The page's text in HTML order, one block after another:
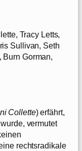
Tracy Letts,
Sullivan, Seth
Gorman,
Collette) erfährt,
vermutet
rechtsradikale